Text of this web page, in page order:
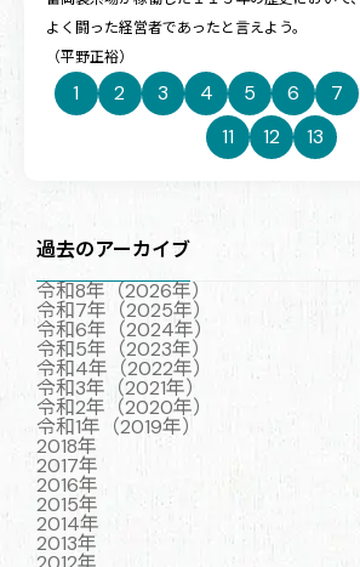
よく闘った経営者であったと言えよう。
（平野正裕）
1 2 3 4 5 6 7
11
12 13
過去のアーカイブ
令和8年（2026年）
令和7年（2025年）
令和6年（2024年）
令和5年（2023年）
令和4年（2022年）
令和3年（2021年）
令和2年（2020年）
令和1年（2019年）
2018年
2017年
2016年
2015年
2014年
2013年